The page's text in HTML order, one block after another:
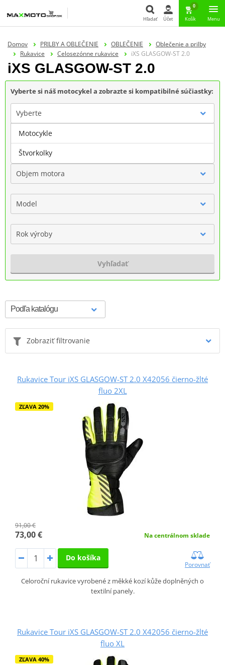
Hľadať
Hľadať Účet
0
Košík Menu
Domov PRILBY A OBLEČENIE OBLEČENIE
Oblečenie a prilby
Rukavice
Celosezónne rukavice iXS GLASGOW-ST 2.0
iXS GLASGOW-ST 2.0
Vyberte si náš motocykel a zobrazte si kompatibilné súčiastky:
Vyberte
Značka
Objem motora
Model
Rok výroby
Vyhľadať
Zobraziť filtrovanie
Rukavice Tour iXS GLASGOW-ST 2.0 X42056 čierno-žlté
fluo 2XL
ZĽAVA 20%
91,00 €
73,00 € Na centrálnom sklade
Do košíka
Porovnať
Celoroční rukavice vyrobené z měkké kozí kůže doplněných o
textilní panely.
Rukavice Tour iXS GLASGOW-ST 2.0 X42056 čierno-žlté
fluo XL
ZĽAVA 40%
Motocykle
Štvorkolky